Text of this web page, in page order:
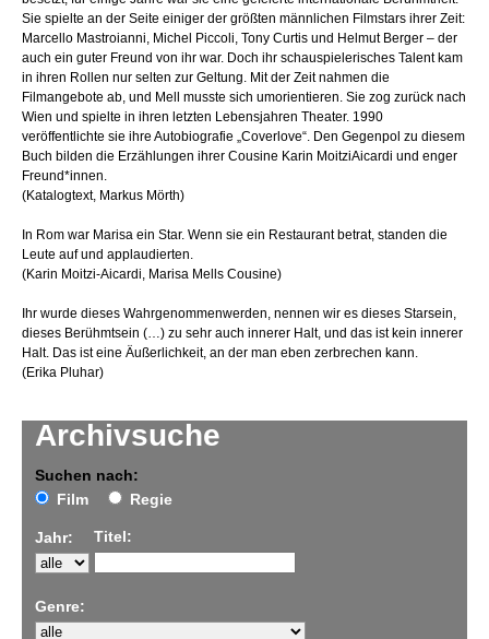
Archivsuche
Suchen nach:
Film
Regie
Jahr: Titel:
Genre:
Sie spielte an der Seite einiger der größten männlichen Filmstars ihrer Zeit:
Marcello Mastroianni, Michel Piccoli, Tony Curtis und Helmut Berger – der
auch ein guter Freund von ihr war. Doch ihr schauspielerisches Talent kam
in ihren Rollen nur selten zur Geltung. Mit der Zeit nahmen die
Filmangebote ab, und Mell musste sich umorientieren. Sie zog zurück nach
Wien und spielte in ihren letzten Lebensjahren Theater. 1990
veröffentlichte sie ihre Autobiografie „Coverlove“. Den Gegenpol zu diesem
Buch bilden die Erzählungen ihrer Cousine Karin MoitziAicardi und enger
Freund*innen.
(Katalogtext, Markus Mörth)
In Rom war Marisa ein Star. Wenn sie ein Restaurant betrat, standen die
Leute auf und applaudierten.
(Karin Moitzi-Aicardi, Marisa Mells Cousine)
Ihr wurde dieses Wahrgenommenwerden, nennen wir es dieses Starsein,
dieses Berühmtsein (…) zu sehr auch innerer Halt, und das ist kein innerer
Halt. Das ist eine Äußerlichkeit, an der man eben zerbrechen kann.
(Erika Pluhar)